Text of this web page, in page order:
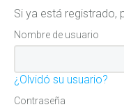
Si ya está registrado,
Nombre de usuario
¿Olvidó su usuario?
Contraseña